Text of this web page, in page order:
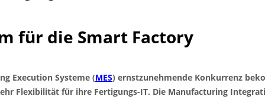
für die Smart Factory
Execution Systeme (MES) ernstzunehmende Konkurrenz
Flexibilität für ihre Fertigungs-IT. Die Manufacturing